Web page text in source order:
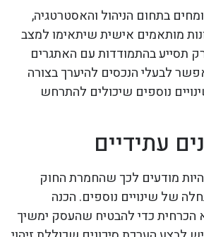
בתחום הניהול והאסטרטגיה,
מותאמים אישית שיתאימו למצב
תסייע בהתמודדות עם האתגרים
לבעלי הנכסים להיערך בצורה
נוספים שיכולים להתרחש
עתידיים
מודעים לכך שהחמרת החוק
של שינויים נוספים. הכנה
הכרחית כדי להבטיח שהעסק ימשיך